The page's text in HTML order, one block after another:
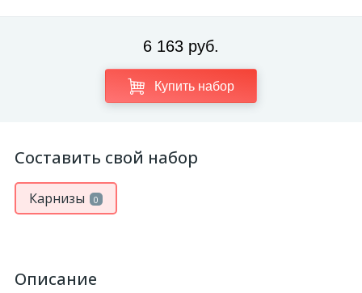
6 163 руб.
Купить набор
Составить свой набор
Карнизы 0
Описание